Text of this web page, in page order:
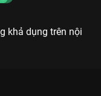
khả dụng trên nội